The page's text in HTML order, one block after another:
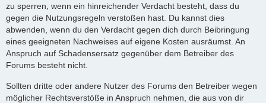
zu sperren, wenn ein hinreichender Verdacht besteht, dass du
gegen die Nutzungsregeln verstoßen hast. Du kannst dies
abwenden, wenn du den Verdacht gegen dich durch Beibringung
eines geeigneten Nachweises auf eigene Kosten ausräumst. An
Anspruch auf Schadensersatz gegenüber dem Betreiber des
Forums besteht nicht.
Sollten dritte oder andere Nutzer des Forums den Betreiber wegen
möglicher Rechtsverstöße in Anspruch nehmen, die aus von dir